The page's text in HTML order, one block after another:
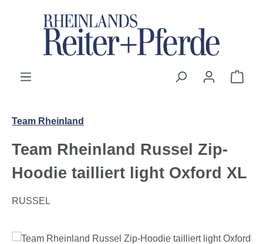
Zum Hauptinhalt springen
Team Rheinland
Team Rheinland Russel Zip-
Hoodie tailliert light Oxford XL
RUSSEL
Bildergalerie überspringen